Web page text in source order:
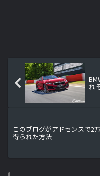
れ
このブログがアドセンスで2
得られた方法